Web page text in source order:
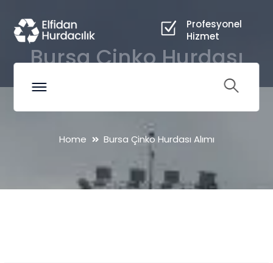
Profesyonel
Hizmet
Bursa Çinko Hurdası
Home Bursa Çinko Hurdası Alımı